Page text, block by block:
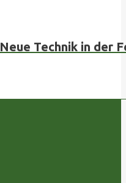
Neue Technik in der